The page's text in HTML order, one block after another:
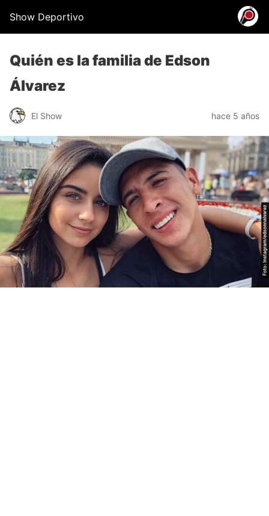
Show Deportivo
Quién es la familia de Edson
Álvarez
El Show hace 5 años